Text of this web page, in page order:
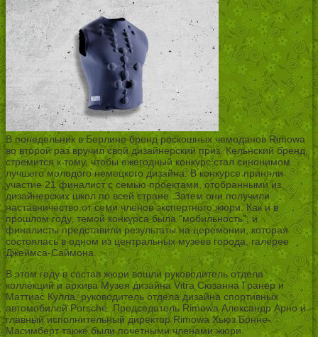
В понедельник в Берлине бренд роскошных чемоданов Rimowa
во второй раз вручил свой дизайнерский приз. Кельнский бренд
стремится к тому, чтобы ежегодный конкурс стал синонимом
лучшего молодого немецкого дизайна. В конкурсе приняли
участие 21 финалист с семью проектами, отобранными из
дизайнерских школ по всей стране. Затем они получили
наставничество от семи членов экспертного жюри. Как и в
прошлом году, темой конкурса была “мобильность”, и
финалисты представили результаты на церемонии, которая
состоялась в одном из центральных музеев города, галерее
Джеймса-Саймона.
В этом году в состав жюри вошли руководитель отдела
коллекций и архива Музея дизайна Vitra Сюзанна Гранер и
Маттиас Кулла, руководитель отдела дизайна спортивных
автомобилей Porsche. Председатель Rimowa Александр Арно и
главный исполнительный директор Rimowa Хьюз Бонне-
Масимберт также были почетными членами жюри.